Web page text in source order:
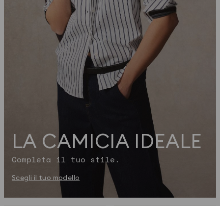
LA CAMICIA IDEALE
Completa il tuo stile.
Scegli il tuo modello